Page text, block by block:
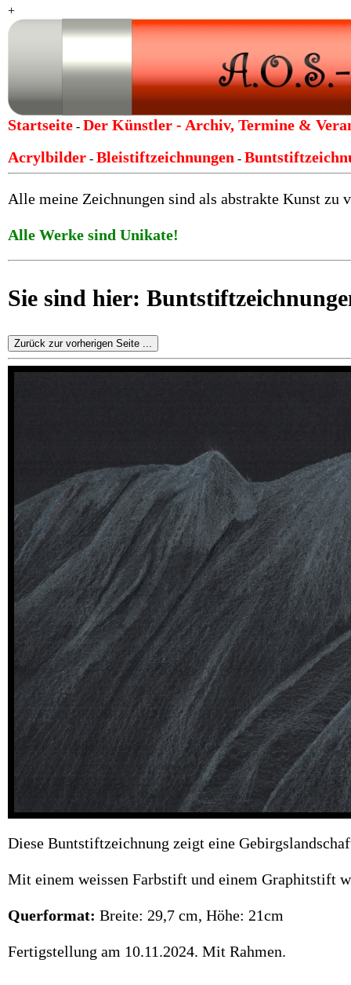
+
Startseite - Der Künstler - Archiv, Termine &
Acrylbilder - Bleistiftzeichnungen -
Alle meine Zeichnungen sind als abstrakte Kunst zu
Alle Werke sind Unikate!
Sie sind hier:
Zurück zur vorherigen Seite ...
Diese Buntstiftzeichnung zeigt eine
Mit einem weissen Farbstift und einem Graphitstift
Querformat: Breite: 29,7 cm, Höhe: 21cm
Fertigstellung am 10.11.2024. Mit Rahmen.